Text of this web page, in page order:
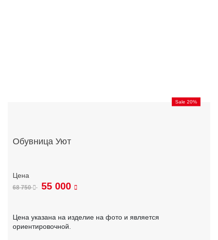
Sale 20%
Обувница Уют
68 750 55 000
Цена указана на изделие на фото и является
ориентировочной.